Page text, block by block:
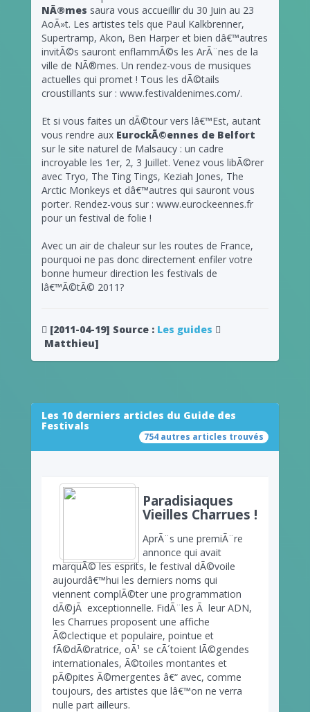
NÃ®mes saura vous accueillir du 30 Juin au 23
AoÃ»t. Les artistes tels que Paul Kalkbrenner,
Supertramp, Akon, Ben Harper et bien dâ€™autres
invitÃ©s sauront enflammÃ©s les ArÃ¨nes de la
ville de NÃ®mes. Un rendez-vous de musiques
actuelles qui promet ! Tous les dÃ©tails
croustillants sur : www.festivaldenimes.com/.
Et si vous faites un dÃ©tour vers lâ€™Est, autant
vous rendre aux EurockÃ©ennes de Belfort
sur le site naturel de Malsaucy : un cadre
incroyable les 1er, 2, 3 Juillet. Venez vous libÃ©rer
avec Tryo, The Ting Tings, Keziah Jones, The
Arctic Monkeys et dâ€™autres qui sauront vous
porter. Rendez-vous sur : www.eurockeennes.fr
pour un festival de folie !
Avec un air de chaleur sur les routes de France,
pourquoi ne pas donc directement enfiler votre
bonne humeur direction les festivals de
lâ€™Ã©tÃ© 2011?
[2011-04-19] Source : Les guides
Matthieu]
Les 10 derniers articles du Guide des
Festivals
754 autres articles trouvés
Paradisiaques
Vieilles Charrues !
AprÃ¨s une premiÃ¨re
annonce qui avait
marquÃ© les esprits, le festival dÃ©voile
aujourdâ€™hui les derniers noms qui
viennent complÃ©ter une programmation
dÃ©jÃ exceptionnelle. FidÃ¨les Ã leur ADN,
les Charrues proposent une affiche
Ã©clectique et populaire, pointue et
fÃ©dÃ©ratrice, oÃ¹ se cÃ´toient lÃ©gendes
internationales, Ã©toiles montantes et
pÃ©pites Ã©mergentes â€“ avec, comme
toujours, des artistes que lâ€™on ne verra
nulle part ailleurs.